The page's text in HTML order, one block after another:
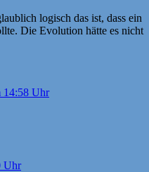
logisch das ist, dass ein
Die Evolution hätte es nicht
14:58 Uhr
Uhr